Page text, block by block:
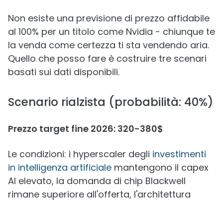
Non esiste una previsione di prezzo affidabile
al 100% per un titolo come Nvidia - chiunque te
la venda come certezza ti sta vendendo aria.
Quello che posso fare è costruire tre scenari
basati sui dati disponibili.
Scenario rialzista (probabilità: 40%)
Prezzo target fine 2026: 320-380$
Le condizioni: i hyperscaler degli investimenti
in intelligenza artificiale mantengono il capex
AI elevato, la domanda di chip Blackwell
rimane superiore all'offerta, l'architettura